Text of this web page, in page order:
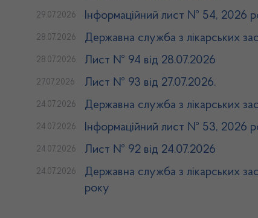
29.07.2026 Інформаційний лист № 54, 2026
28.07.2026 Державна служба з лікарських
28.07.2026 Лист № 94 від 28.07.2026
27.07.2026 Лист № 93 від 27.07.2026.
24.07.2026 Державна служба з лікарських
24.07.2026 Інформаційний лист № 53, 2026
24.07.2026 Лист № 92 від 24.07.2026
24.07.2026
Державна служба з лікарських
року